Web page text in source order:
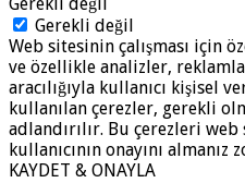
Gerekli değil
Web sitesinin çalışması için
ve özellikle analizler,
aracılığıyla kullanıcı kişisel
kullanılan çerezler, gerekli
adlandırılır. Bu çerezleri
kullanıcının onayını
KAYDET & ONAYLA